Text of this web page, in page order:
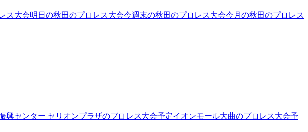
ス大会明日の秋田のプロレス大会今週末の秋田のプロレス大会今月の秋田のプロレス
興センター セリオンプラザのプロレス大会予定イオンモール大曲のプロレス大会予